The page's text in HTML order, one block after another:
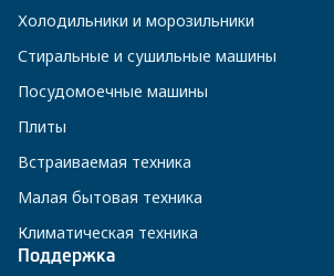
Холодильники и морозильники
Стиральные и сушильные машины
Посудомоечные машины
Плиты
Встраиваемая техника
Малая бытовая техника
Климатическая техника
Поддержка